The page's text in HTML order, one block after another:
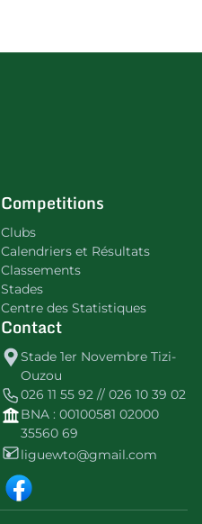
Competitions
Clubs
Calendriers et Résultats
Classements
Stades
Centre des Statistiques
Contact
Stade 1er Novembre Tizi-
Ouzou
026 11 55 92 // 026 10 39 02
BNA : 00100581 02000
35560 69
liguewto@gmail.com